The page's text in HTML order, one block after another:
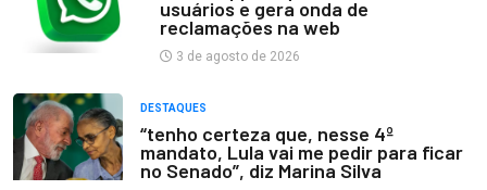
usuários e gera onda de
reclamações na web
3 de agosto de 2026
DESTAQUES
“tenho certeza que, nesse 4º
mandato, Lula vai me pedir para ficar
no Senado”, diz Marina Silva